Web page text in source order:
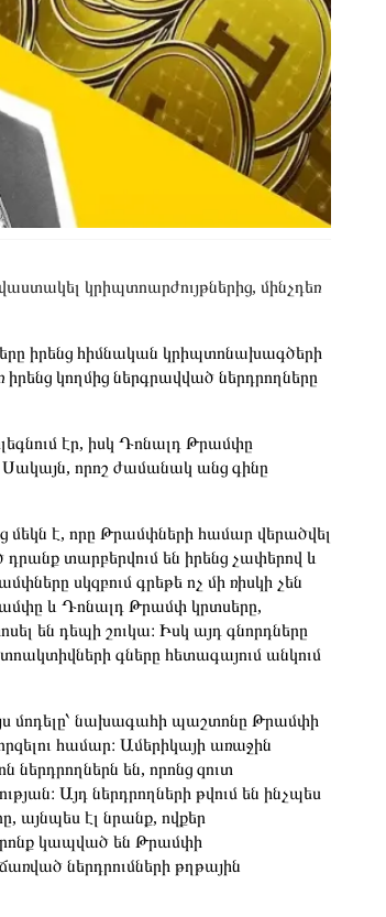
կրիպտոարժույթներից, մինչդեռ
իրենց հիմնական կրիպտոնախագծերի
կողմից ներգրավված ներդրողները
էր, իսկ Դոնալդ Թրամփը
Սակայն, որոշ ժամանակ անց գինը
մեկն է, որը Թրամփների համար վերածվել
տարբերվում են իրենց չափերով և
սկզբում գրեթե ոչ մի ռիսկի չեն
և Դոնալդ Թրամփ կրտսերը,
են դեպի շուկա։ Իսկ այդ գնորդները
գները հետագայում անկում
մոդելը՝ նախագահի պաշտոնը Թրամփի
համար։ Ամերիկայի առաջին
են, որոնց զուտ
Այդ ներդրողների թվում են ինչպես
այնպես էլ նրանք, ովքեր
որոնք կապված են Թրամփի
ներդրումների թղթային